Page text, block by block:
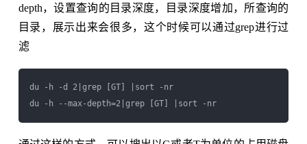
depth，设置查询的目录深度，目录深度增加，所查询的
目录，展示出来会很多，这个时候可以通过grep进行过
滤
du -h -d 2|grep [GT] |sort -nr
du -h --max-depth=2|grep [GT] |sort -nr